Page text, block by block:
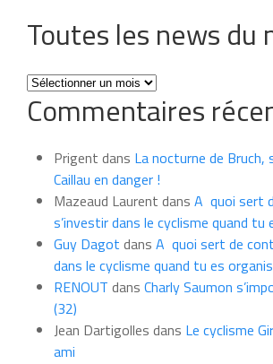
Toutes les news du
Toutes
les
news
mois
Commentaires
Prigent dans La nocturne de Bruch,
Caillau en danger !
Mazeaud Laurent dans A quoi sert
s’investir dans le cyclisme quand tu
Guy Dagot dans A quoi sert de
dans le cyclisme quand tu es
RENOUT dans Charly Saumon
(32)
Jean Dartigolles dans Le cyclisme
ami